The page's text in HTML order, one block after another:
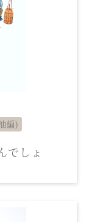
編)
でしょ